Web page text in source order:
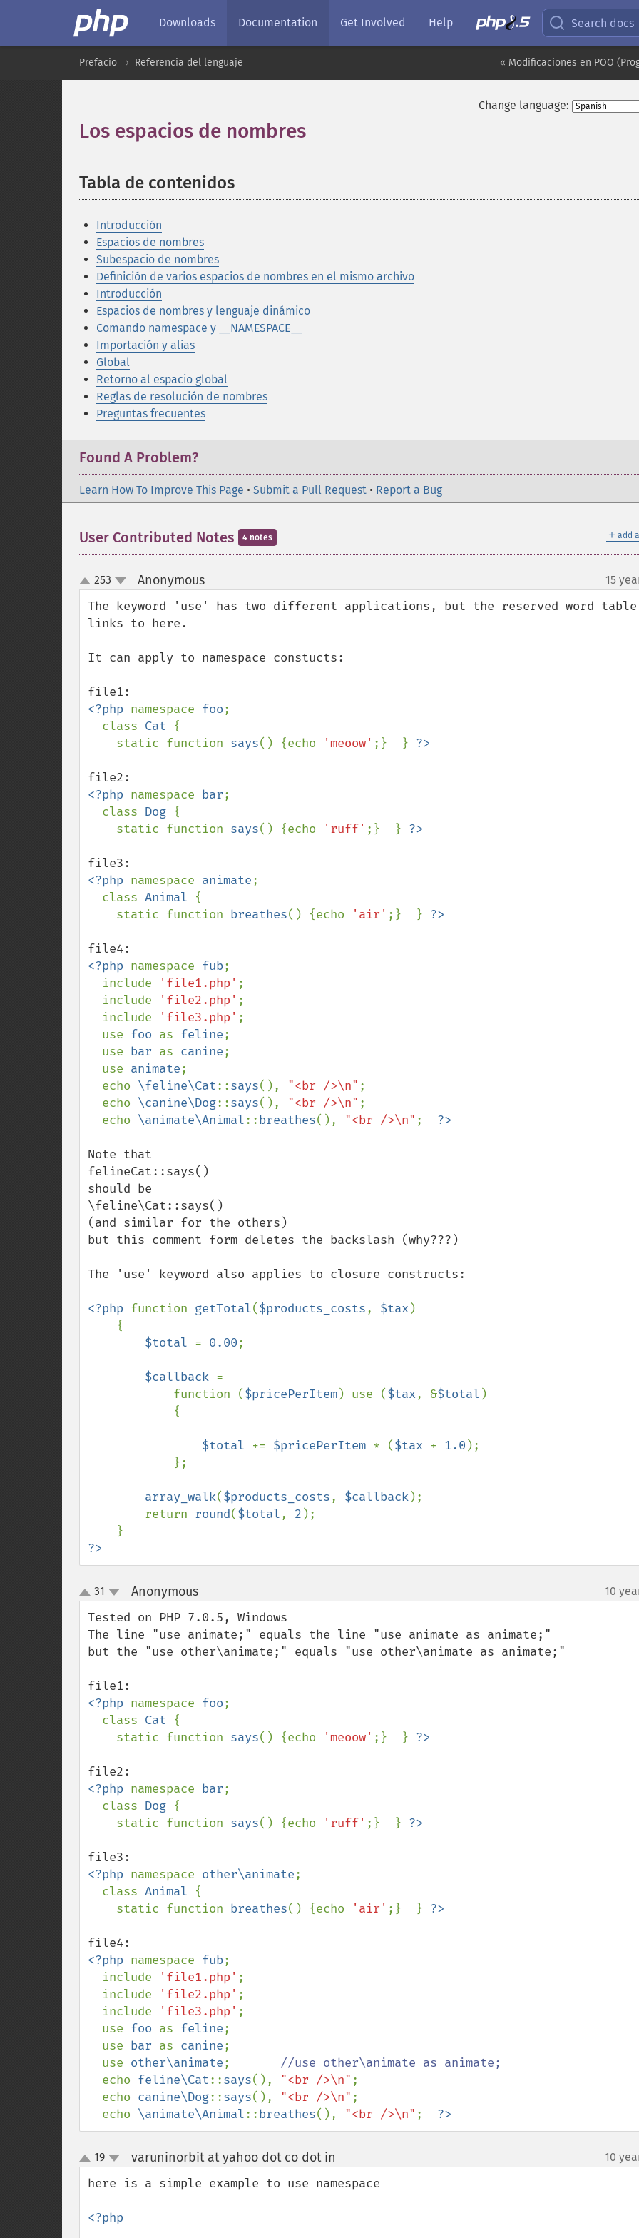
Downloads Documentation Get Involved Help Search docs
« Modificaciones en POO
Prefacio Referencia del lenguaje
Change language:
Los espacios de nombres
Tabla de contenidos
Introducción
Espacios de nombres
Subespacio de nombres
Definición de varios espacios de nombres en el mismo archivo
Introducción
Espacios de nombres y lenguaje dinámico
Comando namespace y __NAMESPACE__
Importación y alias
Global
Retorno al espacio global
Reglas de resolución de nombres
Preguntas frecuentes
Found A Problem?
Learn How To Improve This Page • Submit a Pull Request • Report a Bug
＋ add
User Contributed Notes 4 notes
up
down
253 Anonymous¶ 15
The keyword 'use' has two different applications, but the reserved word table
links to here.
It can apply to namespace constucts:
<?php namespace foo;
  class
Cat {
    static function
says() {echo 'meoow' ;}  }
<?php namespace bar;
  class
Dog {
    static function
says() {echo 'ruff' ;}  }
<?php namespace animate;
  class
Animal {
    static function
breathes() {echo 'air' ;}  }
<?php namespace fub;
  include
'file1.php' ;
  include
'file2.php' ;
  include
'file3.php' ;
  use
foo as feline;
  use
bar as canine;
  use
animate;
  echo
\feline\Cat::says(), "<br />\n" ;
  echo
\canine\Dog::says(), "<br />\n" ;
  echo
\animate\Animal::breathes(), "<br />\n" ;
Note that
felineCat::says()
should be
\feline\Cat::says()
(and similar for the others)
but this comment form deletes the backslash (why???)
The 'use' keyword also applies to closure constructs:
<?php function getTotal($products_costs, $tax )
$total = 0.00;
$callback =
            function (
$pricePerItem) use ($tax, &$total )
$total += $pricePerItem * ($tax + 1.0 );
array_walk($products_costs, $callback);
        return
round($total, 2 );
?>
up
down
31 Anonymous¶ 10
Tested on PHP 7.0.5, Windows
The line "use animate;" equals the line "use animate as animate;"
but the "use other\animate;" equals "use other\animate as animate;"
<?php namespace foo;
  class
Cat {
    static function
says() {echo 'meoow' ;}  }
<?php namespace bar;
  class
Dog {
    static function
says() {echo 'ruff' ;}  }
<?php namespace other\animate;
  class
Animal {
    static function
breathes() {echo 'air' ;}  }
<?php namespace fub;
  include
'file1.php' ;
  include
'file2.php' ;
  include
'file3.php' ;
  use
foo as feline;
  use
bar as canine;
  use
other\animate; //use other\animate as animate;
echo feline\Cat::says(), "<br />\n" ;
  echo
canine\Dog::says(), "<br />\n" ;
  echo
\animate\Animal::breathes(), "<br />\n" ; ?>
up
down
19 varuninorbit at yahoo dot co dot in 10
here is a simple example to use namespace
<?php